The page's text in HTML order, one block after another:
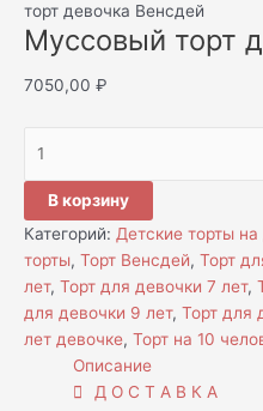
торт девочка Венсдей
Муссовый торт
7050,00 ₽
В корзину
Категорий: Детские торты
торты, Торт Венсдей, Торт
лет, Торт для девочки 7 лет,
для девочки 9 лет, Торт для
лет девочке, Торт на 10
Описание
Д О С Т А В К А